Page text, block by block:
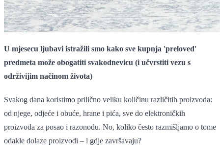
U mjesecu ljubavi istražili smo kako sve kupnja 'preloved'
predmeta može obogatiti svakodnevicu (i učvrstiti vezu s
održivijim načinom života)
Svakog dana koristimo prilično veliku količinu različitih proizvoda:
od njege, odjeće i obuće, hrane i pića, sve do elektroničkih
proizvoda za posao i razonodu. No, koliko često razmišljamo o tome
odakle dolaze proizvodi – i gdje završavaju?